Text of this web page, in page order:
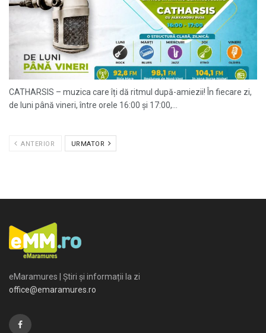
CATHARSIS – muzica care îți dă ritmul după-amiezii! În fiecare zi,
de luni până vineri, între orele 16:00 și 17:00,...
ANTERIOR URMATOR
eMaramures | Știri și informații la zi
office@emaramures.ro